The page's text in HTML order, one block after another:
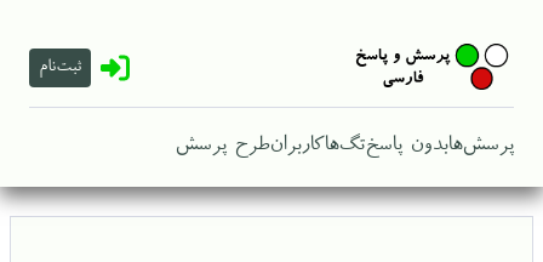
ثبت‌نام
پرسش‌هابدون پاسختگ‌هاکاربرانطرح پرسش